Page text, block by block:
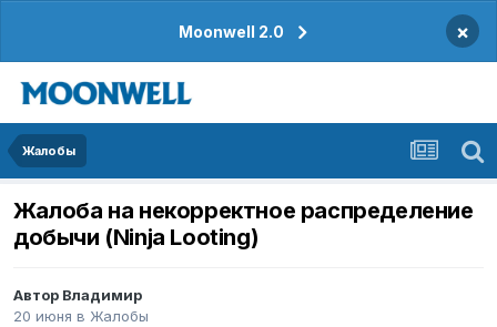
Moonwell 2.0 ×
Жалобы
Жалоба на некорректное распределение
добычи (Ninja Looting)
Автор Владимир
20 июня в Жалобы